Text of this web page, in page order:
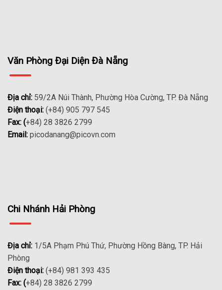
Văn Phòng Đại Diện Đà Nẵng
Địa chỉ: 59/2A Núi Thành, Phường Hòa Cường, TP. Đà Nẵng
Điện thoại: (+84) 905 797 545
Fax: (+84) 28 3826 2799
Email: picodanang@picovn.com
Chi Nhánh Hải Phòng
Địa chỉ: 1/5A Phạm Phú Thứ, Phường Hồng Bàng, TP. Hải
Phòng
Điện thoại: (+84) 981 393 435
Fax: (+84) 28 3826 2799